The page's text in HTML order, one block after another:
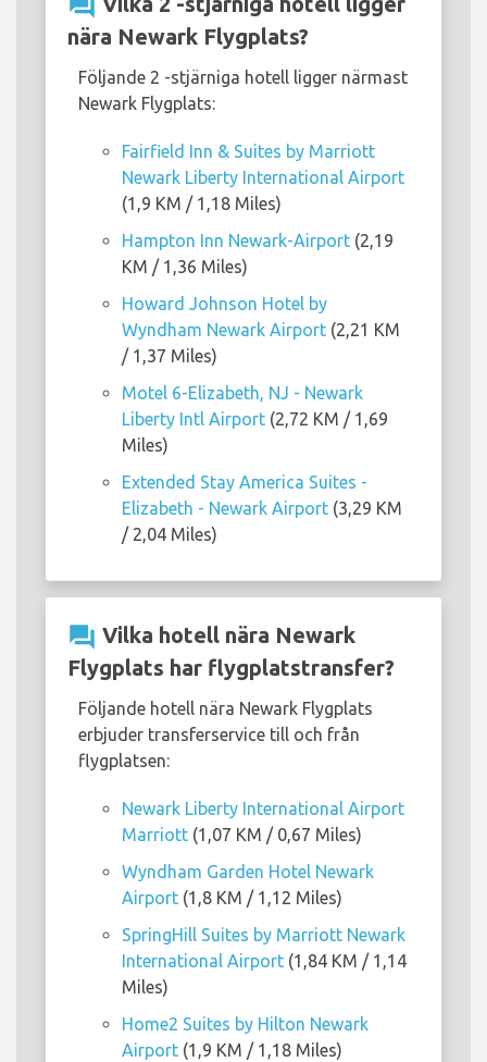
nära Newark Flygplats?
Följande 2 -stjärniga hotell ligger närmast
Newark Flygplats:
Fairfield Inn & Suites by Marriott
Newark Liberty International Airport
(1,9 KM / 1,18 Miles)
Hampton Inn Newark-Airport (2,19
KM / 1,36 Miles)
Howard Johnson Hotel by
Wyndham Newark Airport (2,21 KM
/ 1,37 Miles)
Motel 6-Elizabeth, NJ - Newark
Liberty Intl Airport (2,72 KM / 1,69
Miles)
Extended Stay America Suites -
Elizabeth - Newark Airport (3,29 KM
/ 2,04 Miles)
question_answer Vilka hotell nära Newark
Flygplats har flygplatstransfer?
Följande hotell nära Newark Flygplats
erbjuder transferservice till och från
flygplatsen:
Newark Liberty International Airport
Marriott (1,07 KM / 0,67 Miles)
Wyndham Garden Hotel Newark
Airport (1,8 KM / 1,12 Miles)
SpringHill Suites by Marriott Newark
International Airport (1,84 KM / 1,14
Miles)
Home2 Suites by Hilton Newark
Airport (1,9 KM / 1,18 Miles)